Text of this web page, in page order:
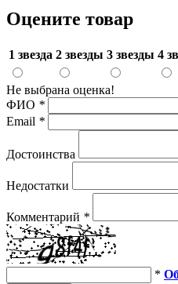
Оцените товар
1 звезда 2 звезды 3 звезды 4
Не выбрана оценка!
ФИО *
Email *
Достоинства
Недостатки
Комментарий *
*